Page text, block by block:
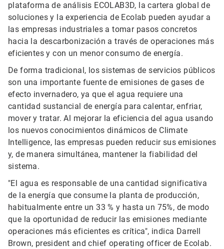
plataforma de análisis ECOLAB3D, la cartera global de
soluciones y la experiencia de Ecolab pueden ayudar a
las empresas industriales a tomar pasos concretos
hacia la descarbonización a través de operaciones más
eficientes y con un menor consumo de energía.
De forma tradicional, los sistemas de servicios públicos
son una importante fuente de emisiones de gases de
efecto invernadero, ya que el agua requiere una
cantidad sustancial de energía para calentar, enfriar,
mover y tratar. Al mejorar la eficiencia del agua usando
los nuevos conocimientos dinámicos de Climate
Intelligence, las empresas pueden reducir sus emisiones
y, de manera simultánea, mantener la fiabilidad del
sistema.
"El agua es responsable de una cantidad significativa
de la energía que consume la planta de producción,
habitualmente entre un 33 % y hasta un 75%, de modo
que la oportunidad de reducir las emisiones mediante
operaciones más eficientes es crítica", indica Darrell
Brown, president and chief operating officer de Ecolab.